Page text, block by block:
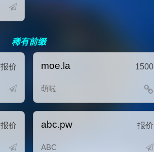
稀有前缀
报价 moe.la 1500
萌啦
报价 abc.pw 报价
ABC